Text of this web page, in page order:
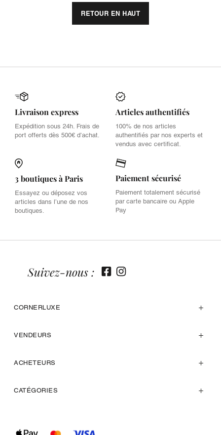
RETOUR EN HAUT
Livraison express
Expédition sous 24h. Frais de
port offerts dès 500€ d’achat.
Articles authentifiés
100% de nos articles
authentifiés par nos experts et
vendus avec certificat.
3 boutiques à Paris
Essayez ou déposez vos
articles dans l’une de nos
boutiques.
Paiement sécurisé
Paiement totalement sécurisé
par carte bancaire ou Apple
Pay
CORNERLUXE
VENDEURS
ACHETEURS
CATÉGORIES
Suivez-nous :